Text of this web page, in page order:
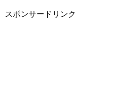
スポンサードリンク